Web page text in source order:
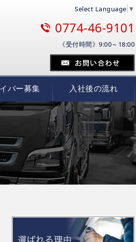
Select Language ▼
0774-46-9101
《受付時間》9:00～18:00
バー募集 入社後の流れ